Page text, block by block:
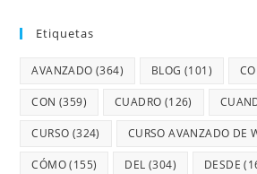
Etiquetas
AVANZADO (364) BLOG (101)
CON (359) CUADRO (126)
CURSO (324) CURSO AVANZADO DE
CÓMO(155) DEL (304) DESDE